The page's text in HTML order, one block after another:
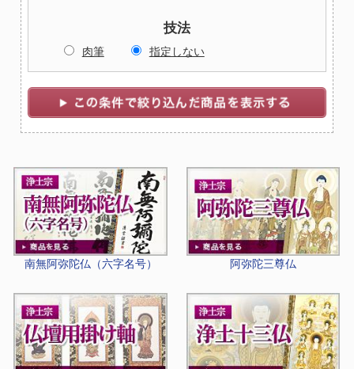
技法
肉筆 指定しない
南無阿弥陀仏（六字名号） 阿弥陀三尊仏